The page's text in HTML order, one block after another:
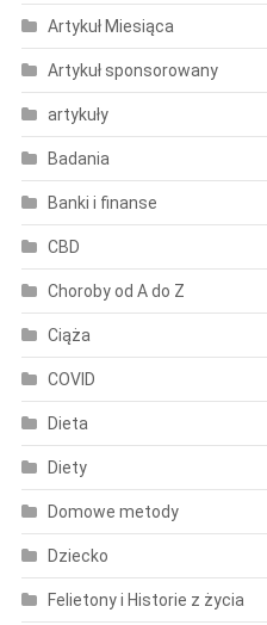
Artykuł Miesiąca
Artykuł sponsorowany
artykuły
Badania
Banki i finanse
CBD
Choroby od A do Z
Ciąża
COVID
Dieta
Diety
Domowe metody
Dziecko
Felietony i Historie z życia